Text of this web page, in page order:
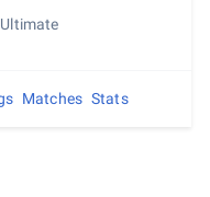
Matches Stats